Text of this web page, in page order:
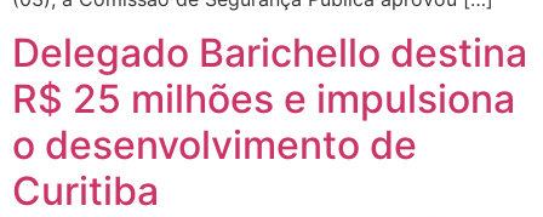
Delegado Barichello destina
R$ 25 milhões e impulsiona
o desenvolvimento de
Curitiba